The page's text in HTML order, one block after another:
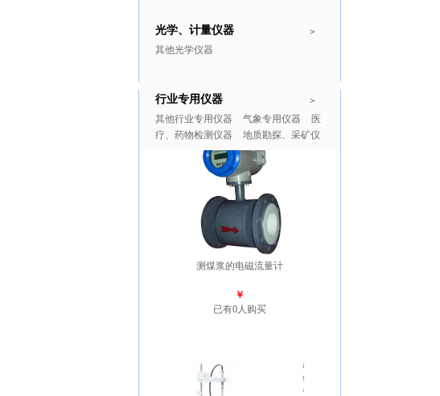
>
光学、计量仪器
其他光学仪器
>
行业专用仪器
其他行业专用仪器 气象专用仪器
医
疗、药物检测仪器
地质勘探、采矿仪
推广商品 更多>>
测煤浆的电磁流量计
￥
已有0人购买